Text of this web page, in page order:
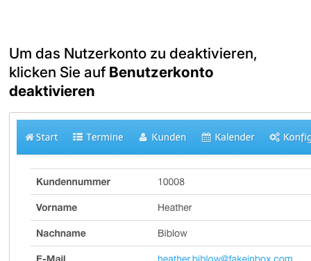
Um das Nutzerkonto zu deaktivieren,
klicken Sie auf Benutzerkonto
deaktivieren